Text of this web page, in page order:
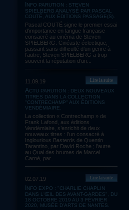
SPIELBERG ANALYSÉ PAR PASCAL
COUTÉ, AUX ÉDITIONS PASSAGE(S).
Pascal COUTÉ signe le premier essai
d'importance en langue française
consacré au cinéma de Steven
SPIELBERG. Cinéaste éclectique,
passant sans difficulté d’un genre à
l’autre, Steven SPIELBERG a trop
souvent la réputation d’un...
11.09.19
ACTU PARUTION : DEUX NOUVEAUX
TITRES DANS LA COLLECTION
"CONTRECHAMP" AUX ÉDITIONS
VENDÉMIAIRE.
La collection « Contrechamp » de
Frank Lafond, aux éditions
Vendémiaire, s’enrichit de deux
nouveaux titres : l’un consacré à
Inglourious Basterds de Quentin
Tarantino, par David Roche ; l’autre
au Quai des brumes de Marcel
Carné, par...
Lire la suite
02.07.19
DANS L'ŒIL DES AVANT-GARDES", DU
18 OCTOBRE 2019 AU 3 FÉVRIER
2020, MUSÉE D'ARTS DE NANTES.
Lire la suite